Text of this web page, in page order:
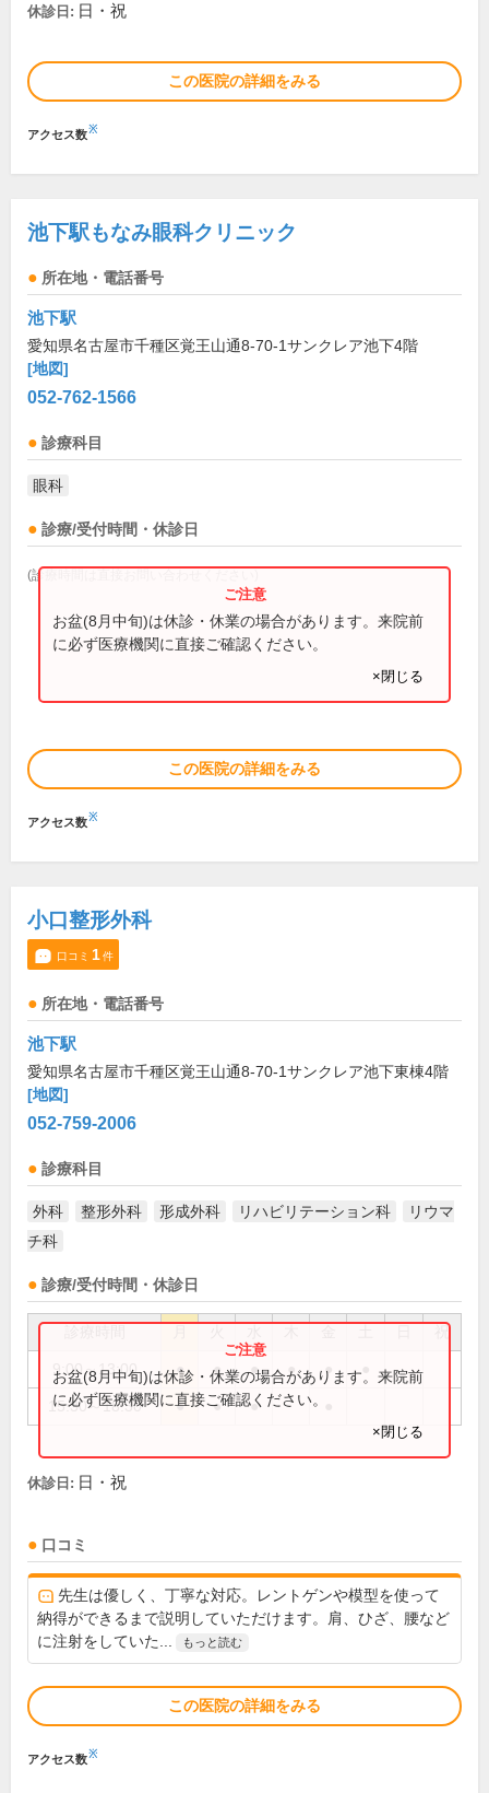
休診日: 日・祝
この医院の詳細をみる
アクセス数※
池下駅もなみ眼科クリニック
所在地・電話番号
池下駅
愛知県名古屋市千種区覚王山通8-70-1サンクレア池下4階
[地図]
052-762-1566
診療科目
眼科
診療/受付時間・休診日
(診療時間は直接お問い合わせください)
お盆(8月中旬)は休診・休業の場合があります。来院前
に必ず医療機関に直接ご確認ください。
×閉じる
この医院の詳細をみる
アクセス数※
小口整形外科
口コミ 1件
所在地・電話番号
池下駅
愛知県名古屋市千種区覚王山通8-70-1サンクレア池下東棟4階
[地図]
052-759-2006
診療科目
外科 整形外科 形成外科 リハビリテーション科
リウマ
チ科
診療/受付時間・休診日
祝
9:00～13:00 ● ● ● ● ●
15:30～18:30 ● ● ●
お盆(8月中旬)は休診・休業の場合があります。来院前
に必ず医療機関に直接ご確認ください。
×閉じる
休診日: 日・祝
口コミ
先生は優しく、丁寧な対応。レントゲンや模型を使って
納得ができるまで説明していただけます。肩、ひざ、腰など
に注射をしていた...
もっと読む
この医院の詳細をみる
アクセス数※